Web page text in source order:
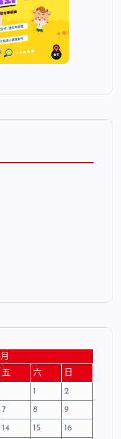
五 六
日
1
2
7 8
9
14 15
16